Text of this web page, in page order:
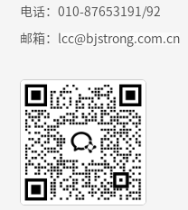
电话：010-87653191/92
邮箱： lcc@bjstrong.com.cn